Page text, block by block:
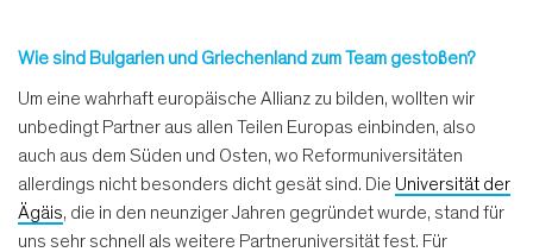
Wie sind Bulgarien und Griechenland zum Team gestoßen?
Um eine wahrhaft europäische Allianz zu bilden, wollten wir
unbedingt Partner aus allen Teilen Europas einbinden, also
auch aus dem Süden und Osten, wo Reformuniversitäten
allerdings nicht besonders dicht gesät sind. Die Universität der
Ägäis, die in den neunziger Jahren gegründet wurde, stand für
uns sehr schnell als weitere Partneruniversität fest. Für